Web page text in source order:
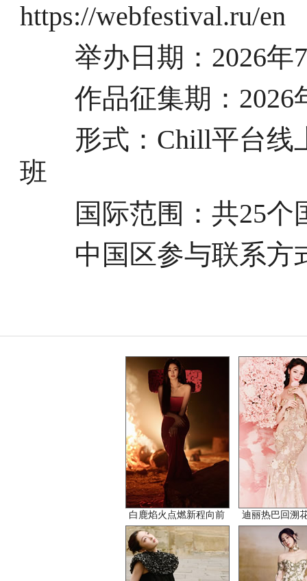
https://webfestival.ru/en
举办日期：2026年7
作品征集期：2026
形式：Chill平台线
班
国际范围：共25个
中国区参与联系方式
白鹿焰火点燃新程向前 迪丽热巴回溯